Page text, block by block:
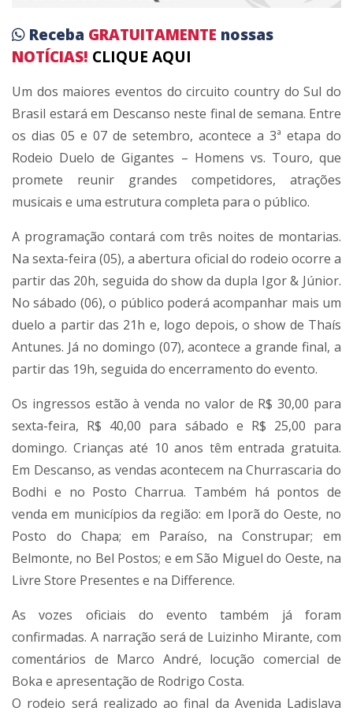
Receba GRATUITAMENTE nossas
NOTÍCIAS! CLIQUE AQUI
Um dos maiores eventos do circuito country do Sul do
Brasil estará em Descanso neste final de semana. Entre
os dias 05 e 07 de setembro, acontece a 3ª etapa do
Rodeio Duelo de Gigantes – Homens vs. Touro, que
promete reunir grandes competidores, atrações
musicais e uma estrutura completa para o público.
A programação contará com três noites de montarias.
Na sexta-feira (05), a abertura oficial do rodeio ocorre a
partir das 20h, seguida do show da dupla Igor & Júnior.
No sábado (06), o público poderá acompanhar mais um
duelo a partir das 21h e, logo depois, o show de Thaís
Antunes. Já no domingo (07), acontece a grande final, a
partir das 19h, seguida do encerramento do evento.
Os ingressos estão à venda no valor de R$ 30,00 para
sexta-feira, R$ 40,00 para sábado e R$ 25,00 para
domingo. Crianças até 10 anos têm entrada gratuita.
Em Descanso, as vendas acontecem na Churrascaria do
Bodhi e no Posto Charrua. Também há pontos de
venda em municípios da região: em Iporã do Oeste, no
Posto do Chapa; em Paraíso, na Construpar; em
Belmonte, no Bel Postos; e em São Miguel do Oeste, na
Livre Store Presentes e na Difference.
As vozes oficiais do evento também já foram
confirmadas. A narração será de Luizinho Mirante, com
comentários de Marco André, locução comercial de
Boka e apresentação de Rodrigo Costa.
O rodeio será realizado ao final da Avenida Ladislava